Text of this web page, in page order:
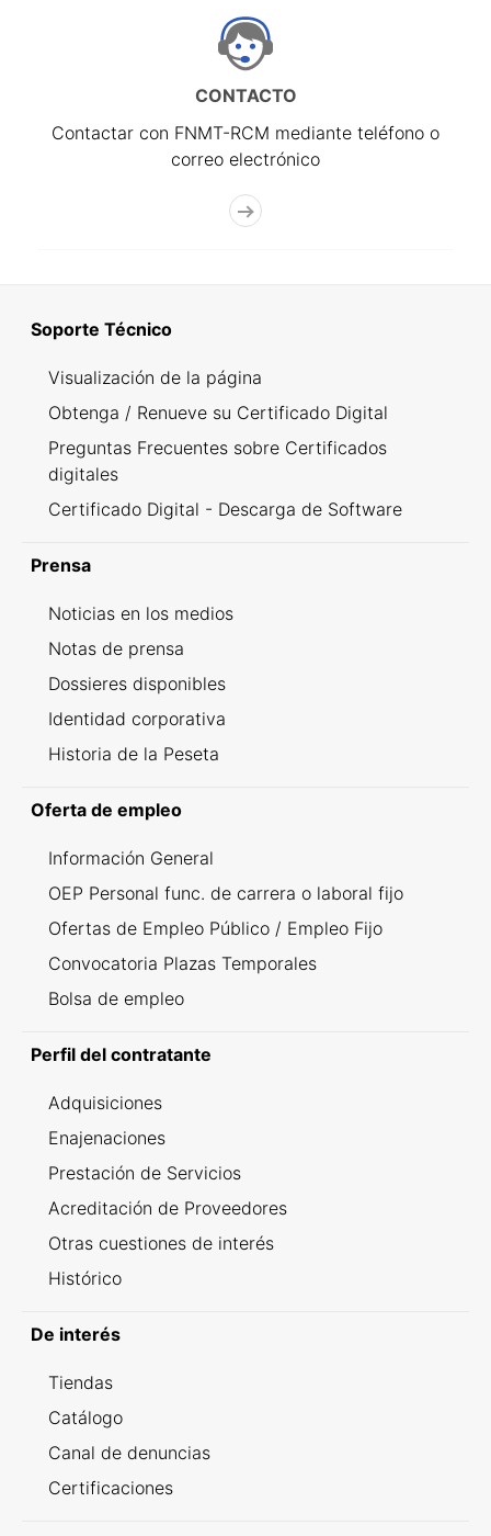
CONTACTO
Contactar con FNMT-RCM mediante teléfono o
correo electrónico
Soporte Técnico
Visualización de la página
Obtenga / Renueve su Certificado Digital
Preguntas Frecuentes sobre Certificados
digitales
Certificado Digital - Descarga de Software
Prensa
Noticias en los medios
Notas de prensa
Dossieres disponibles
Identidad corporativa
Historia de la Peseta
Oferta de empleo
Información General
OEP Personal func. de carrera o laboral fijo
Ofertas de Empleo Público / Empleo Fijo
Convocatoria Plazas Temporales
Bolsa de empleo
Perfil del contratante
Adquisiciones
Enajenaciones
Prestación de Servicios
Acreditación de Proveedores
Otras cuestiones de interés
Histórico
De interés
Tiendas
Catálogo
Canal de denuncias
Certificaciones